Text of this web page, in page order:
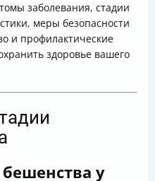
заболевания, стадии
меры безопасности
и профилактические
здоровье вашего
у